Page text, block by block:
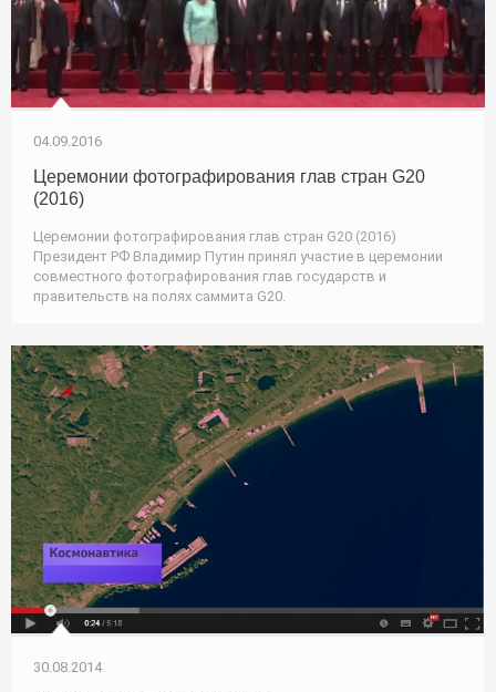
04.09.2016
Церемонии фотографирования глав стран G20
(2016)
Церемонии фотографирования глав стран G20 (2016)
Президент РФ Владимир Путин принял участие в церемонии
совместного фотографирования глав государств и
правительств на полях саммита G20.
30.08.2014